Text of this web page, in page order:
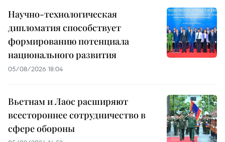
Научно-технологическая
дипломатия способствует
формированию потенциала
национального развития
05/08/2026 18:04
Вьетнам и Лаос расширяют
всестороннее сотрудничество в
сфере обороны